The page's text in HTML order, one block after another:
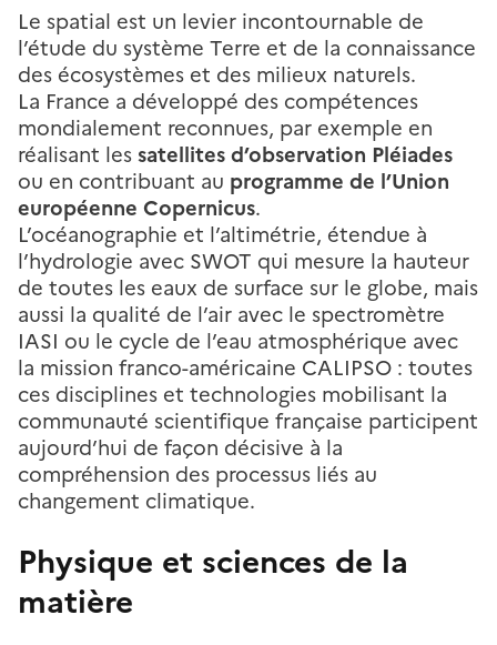
Le spatial est un levier incontournable de
l’étude du système Terre et de la connaissance
des écosystèmes et des milieux naturels.
La France a développé des compétences
mondialement reconnues, par exemple en
réalisant lessatellites d’observation Pléiades
ou en contribuant au programme de l’Union
européenne Copernicus.
L’océanographie et l’altimétrie, étendue à
l’hydrologie avec SWOT qui mesure la hauteur
de toutes les eaux de surface sur le globe, mais
aussi la qualité de l’air avec le spectromètre
IASI ou le cycle de l’eau atmosphérique avec
la mission franco-américaine CALIPSO : toutes
ces disciplines et technologies mobilisant la
communauté scientifique française participent
aujourd’hui de façon décisive à la
compréhension des processus liés au
changement climatique.
Physique et sciences de la
matière